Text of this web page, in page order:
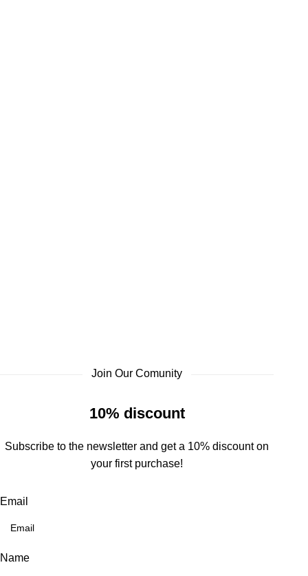
Join Our Comunity
10% discount
Subscribe to the newsletter and get a 10% discount on
your first purchase!
Email
Name